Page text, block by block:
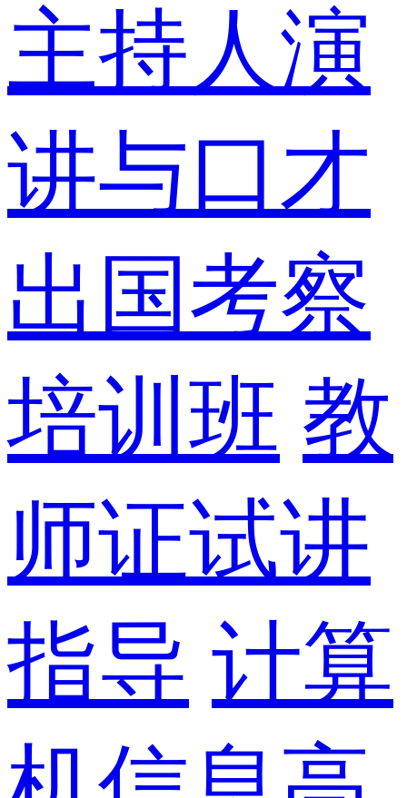
主持人演
讲与口才
出国考察
培训班 教
师证试讲
指导 计算